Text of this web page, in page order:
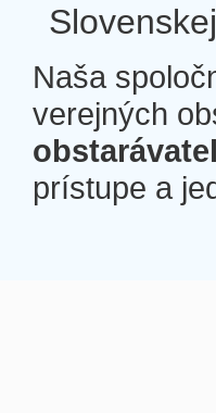
Naša
verejných
prístupe a